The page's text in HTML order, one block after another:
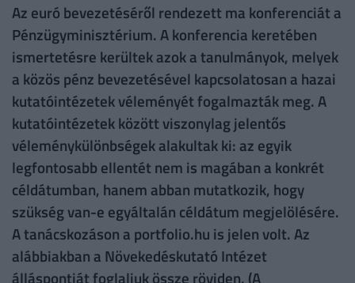
Az euró bevezetéséről rendezett ma konferenciát a
Pénzügyminisztérium. A konferencia keretében
ismertetésre kerültek azok a tanulmányok, melyek
a közös pénz bevezetésével kapcsolatosan a hazai
kutatóintézetek véleményét fogalmazták meg. A
kutatóintézetek között viszonylag jelentős
véleménykülönbségek alakultak ki: az egyik
legfontosabb ellentét nem is magában a konkrét
céldátumban, hanem abban mutatkozik, hogy
szükség van-e egyáltalán céldátum megjelölésére.
A tanácskozáson a portfolio.hu is jelen volt. Az
alábbiakban a Növekedéskutató Intézet
álláspontját foglaljuk össze röviden. (A